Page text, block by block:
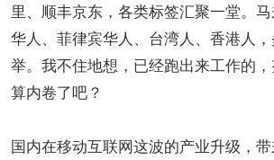
里、顺丰京东，各类标签汇聚一堂。
华人、菲律宾华人、台湾人、香港人
举。我不住地想，已经跑出来工作的
算内卷了吧？
国内在移动互联网这波的产业升级，